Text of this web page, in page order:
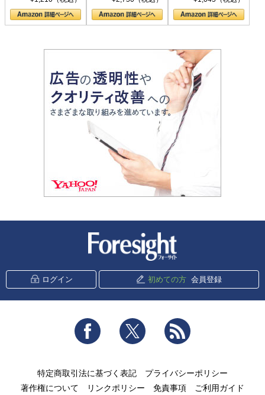
の顔
ログイン 初めての方 会員登録
Facebook Twitter
特定商取引法に基づく表記
プライバシーポリシー
著作権について
リンクポリシー 免責事項 ご利用ガイド